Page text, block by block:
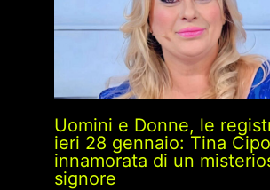
Uomini e Donne, le
ieri 28 gennaio: Tina
innamorata di un
signore